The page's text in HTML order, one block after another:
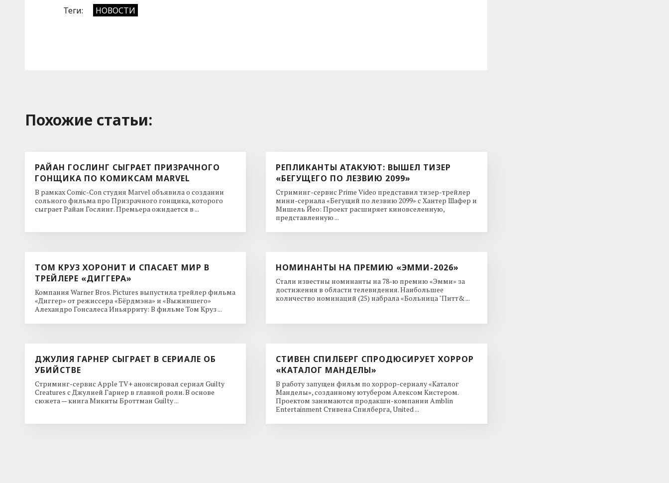
Теги: НОВОСТИ
Похожие cтатьи:
РАЙАН ГОСЛИНГ СЫГРАЕТ ПРИЗРАЧНОГО
ГОНЩИКА ПО КОМИКСАМ MARVEL
В рамках Comic-Con студия Marvel объявила о создании
сольного фильма про Призрачного гонщика, которого
сыграет Райан Гослинг. Премьера ожидается в ...
РЕПЛИКАНТЫ АТАКУЮТ: ВЫШЕЛ ТИЗЕР
«БЕГУЩЕГО ПО ЛЕЗВИЮ 2099»
Стриминг-сервис Prime Video представил тизер-трейлер
мини-сериала «Бегущий по лезвию 2099» с Хантер Шафер и
Мишель Йео: Проект расширяет киновселенную,
представленную ...
ТОМ КРУЗ ХОРОНИТ И СПАСАЕТ МИР В
ТРЕЙЛЕРЕ «ДИГГЕРА»
Компания Warner Bros. Pictures выпустила трейлер фильма
«Диггер» от режиссера «Бёрдмэна» и «Выжившего»
Алехандро Гонсалеса Иньярриту: В фильме Том Круз ...
НОМИНАНТЫ НА ПРЕМИЮ «ЭММИ-2026»
Стали известны номинанты на 78-ю премию «Эмми» за
достижения в области телевидения. Наибольшее
количество номинаций (25) набрала «Больница "Питт& ...
ДЖУЛИЯ ГАРНЕР СЫГРАЕТ В СЕРИАЛЕ ОБ
УБИЙСТВЕ
Стриминг-сервис Apple TV+ анонсировал сериал Guilty
Creatures с Джулией Гарнер в главной роли. В основе
сюжета — книга Микиты Броттман Guilty ...
СТИВЕН СПИЛБЕРГ СПРОДЮСИРУЕТ ХОРРОР
«КАТАЛОГ МАНДЕЛЫ»
В работу запущен фильм по хоррор-сериалу «Каталог
Манделы», созданному ютубером Алексом Кистером.
Проектом занимаются продакшн-компании Amblin
Entertainment Стивена Спилберга, United ...